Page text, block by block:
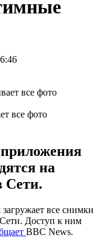
все фото
на
Сети.
все снимки
Доступ к ним
BBC News.